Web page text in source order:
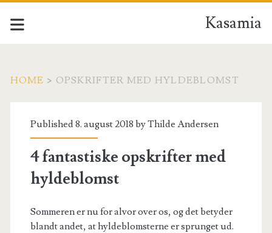
Kasamia
HOME > OPSKRIFTER MED HYLDEBLOMST
Tag:
<span>opskrifter
med
hyldeblomst</span>
Published 8. august 2018 byThilde Andersen
4 fantastiske opskrifter med
hyldeblomst
Sommeren er nu for alvor over os, og det betyder
blandt andet, at hyldeblomsterne er sprunget ud.